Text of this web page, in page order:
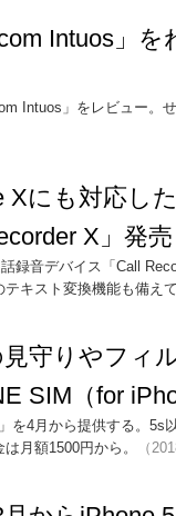
Intuos」
Intuos」をレビュー。
Xにも対応し
X」発売
録音デバイス「Call
キスト変換機能も備え
見守りやフ
SIM（for
を4月から提供する。5s
月額1500円から。
（